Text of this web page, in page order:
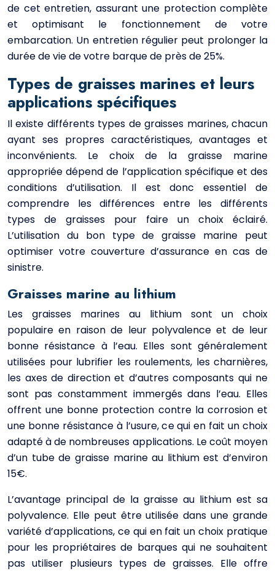
de cet entretien, assurant une protection complète
et optimisant le fonctionnement de votre
embarcation. Un entretien régulier peut prolonger la
durée de vie de votre barque de près de 25%.
Types de graisses marines et leurs
applications spécifiques
Il existe différents types de graisses marines, chacun
ayant ses propres caractéristiques, avantages et
inconvénients. Le choix de la graisse marine
appropriée dépend de l’application spécifique et des
conditions d’utilisation. Il est donc essentiel de
comprendre les différences entre les différents
types de graisses pour faire un choix éclairé.
L’utilisation du bon type de graisse marine peut
optimiser votre couverture d’assurance en cas de
sinistre.
Graisses marine au lithium
Les graisses marines au lithium sont un choix
populaire en raison de leur polyvalence et de leur
bonne résistance à l’eau. Elles sont généralement
utilisées pour lubrifier les roulements, les charnières,
les axes de direction et d’autres composants qui ne
sont pas constamment immergés dans l’eau. Elles
offrent une bonne protection contre la corrosion et
une bonne résistance à l’usure, ce qui en fait un choix
adapté à de nombreuses applications. Le coût moyen
d’un tube de graisse marine au lithium est d’environ
15€.
L’avantage principal de la graisse au lithium est sa
polyvalence. Elle peut être utilisée dans une grande
variété d’applications, ce qui en fait un choix pratique
pour les propriétaires de barques qui ne souhaitent
pas utiliser plusieurs types de graisses. Elle offre